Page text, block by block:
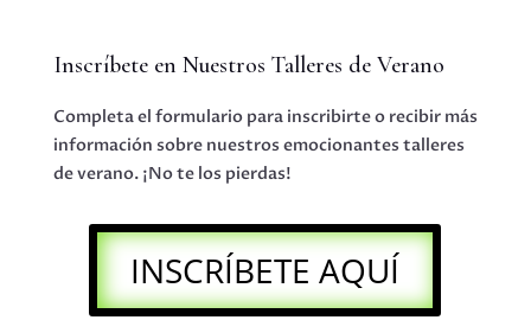
Inscríbete en Nuestros Talleres de Verano
Completa el formulario para inscribirte o recibir más
información sobre nuestros emocionantes talleres
de verano. ¡No te los pierdas!
INSCRÍBETE AQUÍ